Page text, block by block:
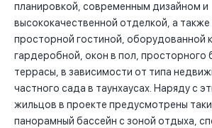
планировкой, современным дизайном и
высококачественной отделкой, а
просторной гостиной, оборудованной
гардеробной, окон в пол, просторного
террасы, в зависимости от типа
частного сада в таунхаусах. Наряду с
жильцов в проекте предусмотрены
панорамный бассейн с зоной отдыха,